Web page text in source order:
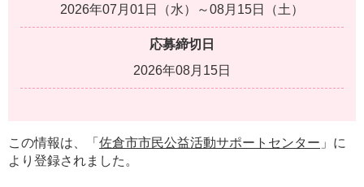
2026年07月01日（水）～08月15日（土）
応募締切日
2026年08月15日
この情報は、「 佐倉市市民公益活動サポートセンター 」に
より登録されました。